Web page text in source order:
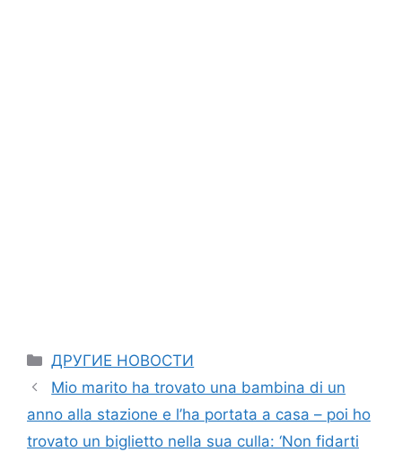
Categories
ДРУГИЕ НОВОСТИ
Mio marito ha trovato una bambina di un
anno alla stazione e l’ha portata a casa – poi ho
trovato un biglietto nella sua culla: ‘Non fidarti